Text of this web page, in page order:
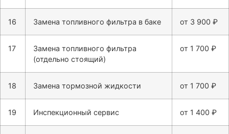
16 Замена топливного фильтра в баке от 3 900 ₽
17
Замена топливного фильтра
(отдельно стоящий)
от 1 700 ₽
18 Замена тормозной жидкости от 1 700 ₽
19 Инспекционный сервис от 1 400 ₽